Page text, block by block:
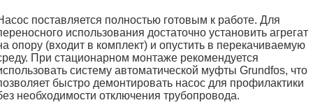
поставляется полностью готовым к работе. Для
использования достаточно установить агрегат
опору (входит в комплект) и опустить в перекачиваемую
При стационарном монтаже рекомендуется
систему автоматической муфты Grundfos, что
быстро демонтировать насос для профилактики
необходимости отключения трубопровода.